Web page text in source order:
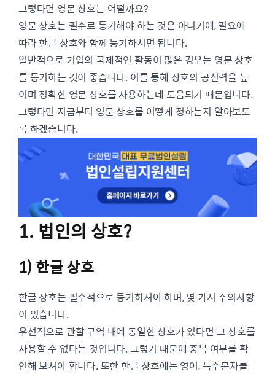
그렇다면 영문 상호는 어떨까요?
영문 상호는 필수로 등기해야 하는 것은 아니기에, 필요에
따라 한글 상호와 함께 등기하시면 됩니다.
일반적으로 기업의 국제적인 활동이 많은 경우는 영문 상호
를 등기하는 것이 좋습니다. 이를 통해 상호의 공신력을 높
이며 정확한 영문 상호를 사용하는데 도움되기 때문입니다.
그렇다면 지금부터 영문 상호를 어떻게 정하는지 알아보도
록 하겠습니다.
1. 법인의 상호?
1) 한글 상호
한글 상호는 필수적으로 등기하셔야 하며, 몇 가지 주의사항
이 있습니다.
우선적으로 관할 구역 내에 동일한 상호가 있다면 그 상호를
사용할 수 없다는 것입니다. 그렇기 때문에 중복 여부를 확
인해 보셔야 합니다. 또한 한글 상호에는 영어, 특수문자를